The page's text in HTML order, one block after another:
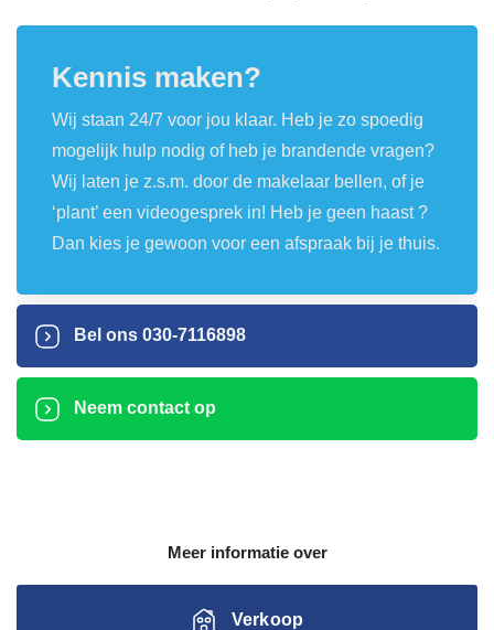
Kennis maken?
Wij staan 24/7 voor jou klaar. Heb je zo spoedig
mogelijk hulp nodig of heb je brandende vragen?
Wij laten je z.s.m. door de makelaar bellen, of je
‘plant’ een videogesprek in! Heb je geen haast ?
Dan kies je gewoon voor een afspraak bij je thuis.
Bel ons 030-7116898
Neem contact op
Meer informatie over
Verkoop